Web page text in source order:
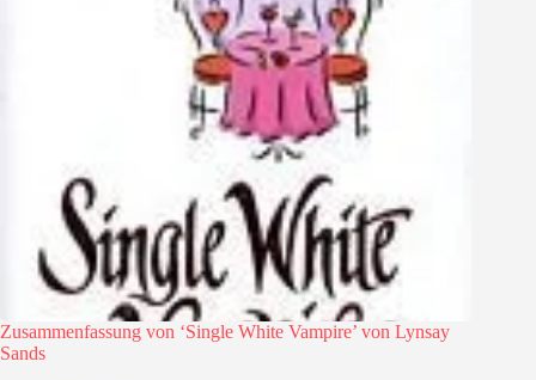
Zusammenfassung von ‘Single White Vampire’ von Lynsay
Sands